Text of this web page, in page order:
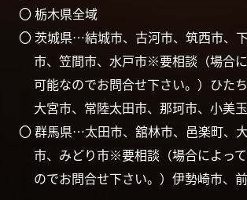
〇 栃木県全域
〇 茨城県…結城市、古河市、筑西市、
市、笠間市、水戸市※要相談（場合
可能なのでお問合せ下さい。）ひた
大宮市、常陸太田市、那珂市、小美
〇 群馬県…太田市、舘林市、邑楽町、
市、みどり市※要相談（場合によっ
のでお問合せ下さい。）伊勢崎市、